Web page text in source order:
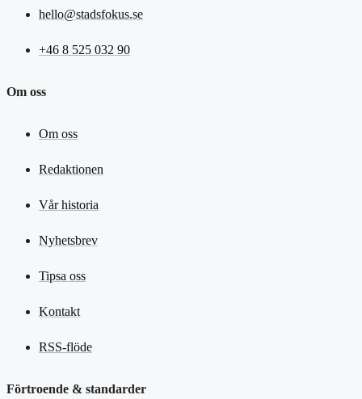
hello@stadsfokus.se
+46 8 525 032 90
Om oss
Om oss
Redaktionen
Vår historia
Nyhetsbrev
Tipsa oss
Kontakt
RSS-flöde
Förtroende & standarder